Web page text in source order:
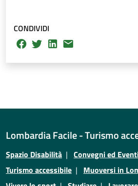
CONDIVIDI
Lombardia Facile - Turismo
Spazio Disabilità
Convegni ed
Turismo accessibile
Muoversi in